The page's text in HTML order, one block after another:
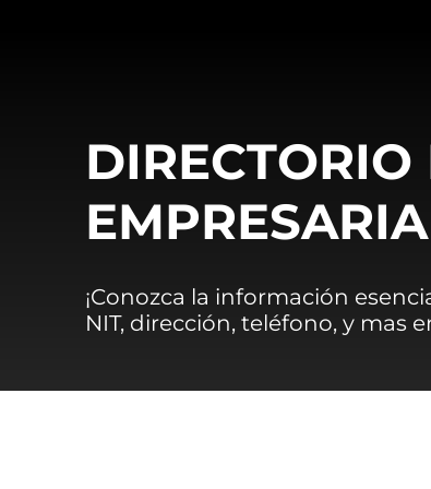
DIRECTORIO
¡Conozca la información
NIT, dirección, teléfono, y mas